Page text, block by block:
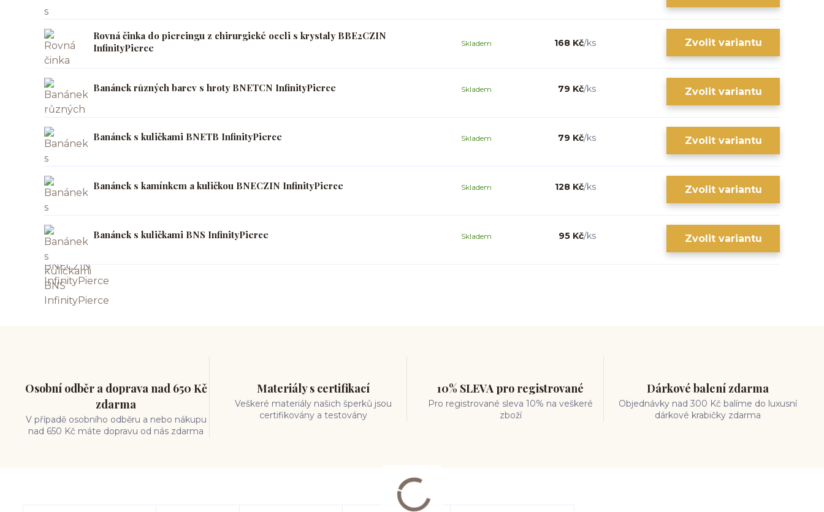
Rovná činka do piercingu z chirurgické oceli s krystaly BBE2CZIN
InfinityPierce
168 Kč/ks
Skladem Zvolit variantu
Banánek různých barev s hroty BNETCN InfinityPierce 79 Kč/ks
Skladem Zvolit variantu
Banánek s kuličkami BNETB InfinityPierce 79 Kč/ks
Skladem Zvolit variantu
Banánek s kamínkem a kuličkou BNECZIN InfinityPierce 128 Kč/ks
Skladem Zvolit variantu
Banánek s kuličkami BNS InfinityPierce 95 Kč/ks
Skladem Zvolit variantu
Osobní odběr a doprava nad 650 Kč
zdarma
V případě osobního odběru a nebo nákupu
nad 650 Kč máte dopravu od nás zdarma
Materiály s certifikací
Veškeré materiály našich šperků jsou
certifikovány a testovány
10% SLEVA pro registrované
Pro registrované sleva 10% na veškeré
zboží
Dárkové balení zdarma
Objednávky nad 300 Kč balíme do luxusní
dárkové krabičky zdarma